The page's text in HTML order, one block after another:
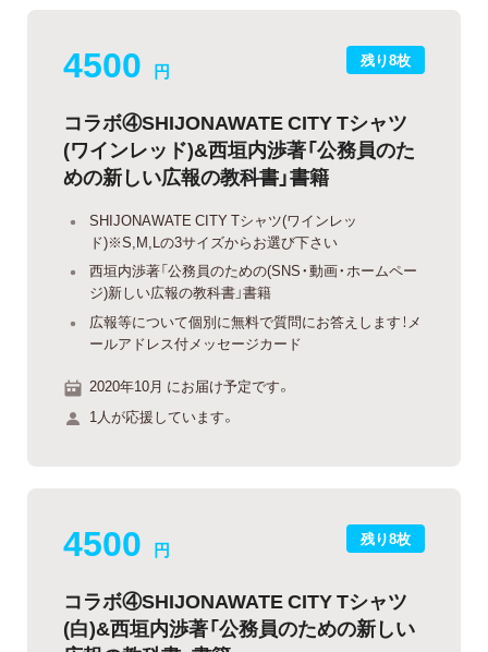
残り8枚
4500 円
コラボ④SHIJONAWATE CITY Tシャツ
(ワインレッド)&西垣内渉著「公務員のた
めの新しい広報の教科書」書籍
SHIJONAWATE CITY Tシャツ(ワインレッ
ド)※S,M,Lの3サイズからお選び下さい
西垣内渉著「公務員のための(SNS・動画・ホームペー
ジ)新しい広報の教科書」書籍
広報等について個別に無料で質問にお答えします！メ
ールアドレス付メッセージカード
2020年10月 にお届け予定です。
1人が応援しています。
残り8枚
4500 円
コラボ④SHIJONAWATE CITY Tシャツ
(白)&西垣内渉著「公務員のための新しい